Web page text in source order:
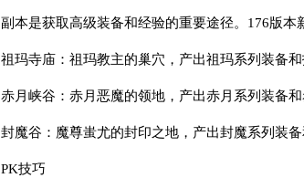
副本是获取高级装备和经验的重要途径。176版本
祖玛寺庙：祖玛教主的巢穴，产出祖玛系列装备和
赤月峡谷：赤月恶魔的领地，产出赤月系列装备和
封魔谷：魔尊蚩尤的封印之地，产出封魔系列装备
PK技巧